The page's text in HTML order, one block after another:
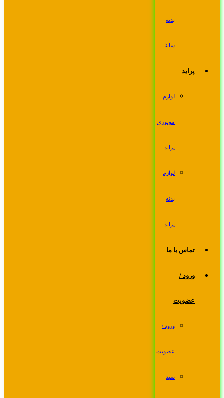
پراید
لوازم
لوازم
تماس با ما
ورود /
عضویت
ورود /